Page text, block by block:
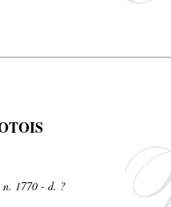
n. 1770 - d. ?